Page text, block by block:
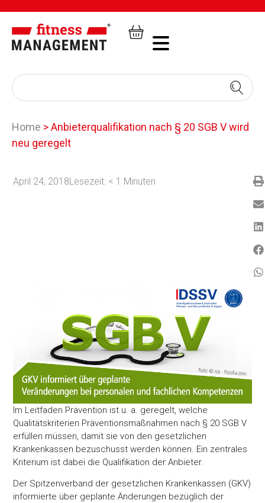
Home >Anbieterqualifikation nach § 20 SGB V wird
neu geregelt
April 24, 2018Lesezeit: < 1 Minuten
Im Leitfaden Prävention ist u. a. geregelt, welche
Qualitätskriterien Präventionsmaßnahmen nach § 20 SGB V
erfüllen müssen, damit sie von den gesetzlichen
Krankenkassen bezuschusst werden können. Ein zentrales
Kriterium ist dabei die Qualifikation der Anbieter.
Der Spitzenverband der gesetzlichen Krankenkassen (GKV)
informierte über geplante Änderungen bezüglich der